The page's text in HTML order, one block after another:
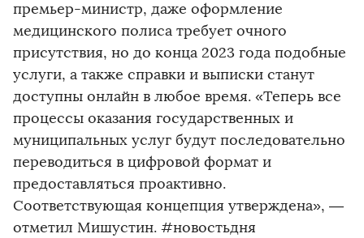
премьер-министр, даже оформление
медицинского полиса требует очного
присутствия, но до конца 2023 года подобные
услуги, а также справки и выписки станут
доступны онлайн в любое время. «Теперь все
процессы оказания государственных и
муниципальных услуг будут последовательно
переводиться в цифровой формат и
предоставляться проактивно.
Соответствующая концепция утверждена», —
отметил Мишустин. #новостьдня